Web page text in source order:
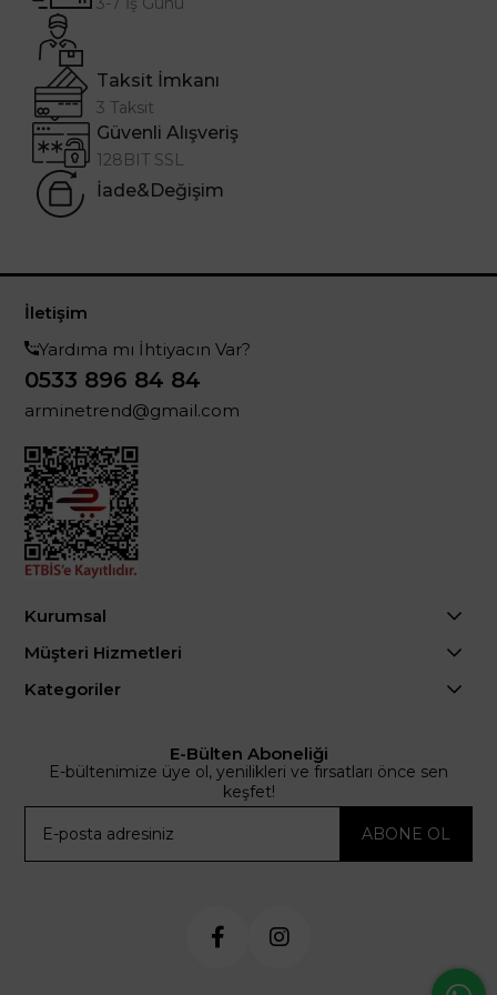
Taksit İmkanı
3 Taksit
Güvenli Alışveriş
128BIT SSL
İade&Değişim
İletişim
Yardıma mı İhtiyacın Var?
0533 896 84 84
arminetrend@gmail.com
Kurumsal
Müşteri Hizmetleri
Kategoriler
E-Bülten Aboneliği
E-bültenimize üye ol, yenilikleri ve fırsatları önce sen
keşfet!
ABONE OL